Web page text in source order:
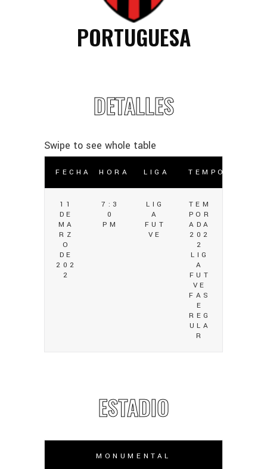
PORTUGUESA
DETALLES
FECHA HORA LIGA TEMPORADA
11
DE
MA
RZ
O
DE
202
2
7:3
0
PM
LIG
A
FUT
VE
TEM
POR
ADA
202
2
LIG
A
FUT
VE
FAS
E
REG
ULA
R
ESTADIO
MONUMENTAL